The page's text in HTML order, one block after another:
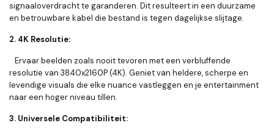
signaaloverdracht te garanderen. Dit resulteert in een duurzame
en betrouwbare kabel die bestand is tegen dagelijkse slijtage.
2. 4K Resolutie:
Ervaar beelden zoals nooit tevoren met een verbluffende
resolutie van 3840x2160P (4K). Geniet van heldere, scherpe en
levendige visuals die elke nuance vastleggen en je entertainment
naar een hoger niveau tillen.
3. Universele Compatibiliteit: